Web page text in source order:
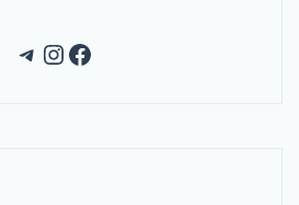
Telegram
Instagram
Facebook